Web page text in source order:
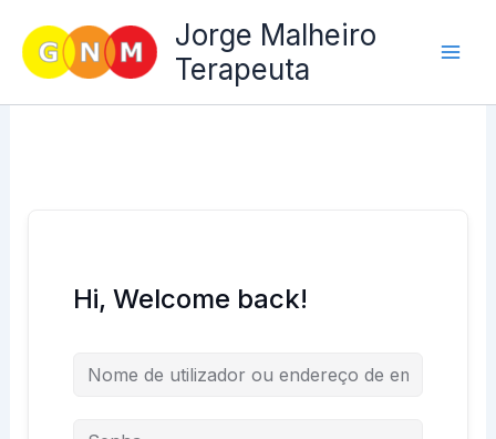
content
Jorge Malheiro
Terapeuta
Hi, Welcome back!